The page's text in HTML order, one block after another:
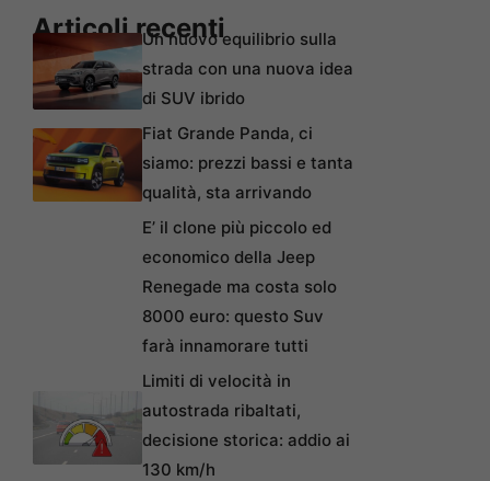
Articoli recentiUn nuovo equilibrio sulla
strada con una nuova idea
di SUV ibrido
Fiat Grande Panda, ci
siamo: prezzi bassi e tanta
qualità, sta arrivando
E’ il clone più piccolo ed
economico della Jeep
Renegade ma costa solo
8000 euro: questo Suv
farà innamorare tutti
Limiti di velocità in
autostrada ribaltati,
decisione storica: addio ai
130 km/h